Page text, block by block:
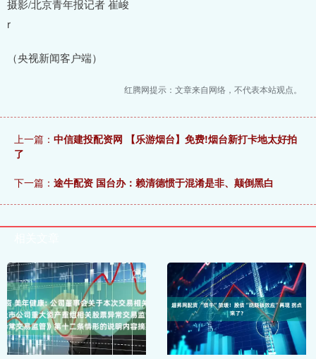
摄影/北京青年报记者 崔峻
r
（央视新闻客户端）
红腾网提示：文章来自网络，不代表本站观点。
上一篇： 中信建投配资网 【乐游烟台】免费!烟台新打卡地太好拍
了
下一篇： 途牛配资 国台办：赖清德惯于混淆是非、颠倒黑白